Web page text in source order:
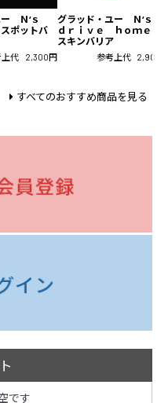
ー Ｎ‘ｓ
ポットバ
代 2,300円
グラッド・ユー Ｎ‘ｓ
ｄｒｉｖｅ ｈｏｍｅ
スキンバリア
参考上代 2,900
すべてのおすすめ商品を見る
です